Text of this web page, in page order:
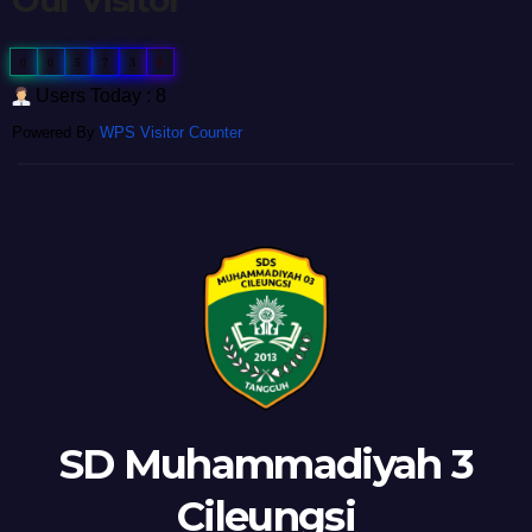
5 7 3 0
Users Today : 8
Powered By WPS Visitor Counter
SD Muhammadiyah 3
Cileungsi